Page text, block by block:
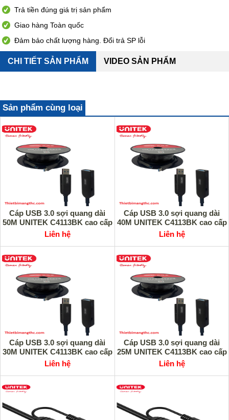
Trả tiền đúng giá trị sản phẩm
Giao hàng Toàn quốc
Đảm bảo chất lượng hàng. Đổi trả SP lỗi
CHI TIẾT SẢN PHẨM VIDEO SẢN PHẨM
Sản phẩm cùng loại
Cáp USB 3.0 sợi quang dài
50M UNITEK C4113BK cao cấp
Liên hệ
Cáp USB 3.0 sợi quang dài
40M UNITEK C4113BK cao cấp
Liên hệ
Cáp USB 3.0 sợi quang dài
30M UNITEK C4113BK cao cấp
Liên hệ
Cáp USB 3.0 sợi quang dài
25M UNITEK C4113BK cao cấp
Liên hệ